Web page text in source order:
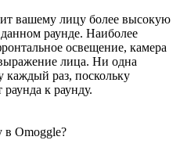
вашему лицу более высокую
раунде. Наиболее
освещение, камера
лица. Ни одна
каждый раз, поскольку
к раунду.
Omoggle?